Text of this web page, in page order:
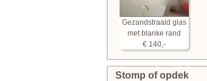
Gezandstraald glas
met blanke rand
€ 140,-
Stomp of opdek